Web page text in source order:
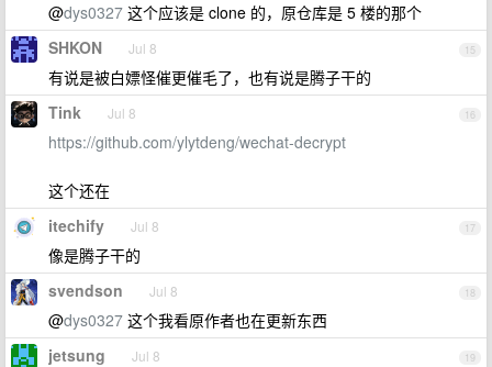
@dys0327 这个应该是 clone 的，原仓库是 5 楼的那个
15
SHKON Jul 8
有说是被白嫖怪催更催毛了，也有说是腾子干的
16
Tink Jul 8
https://github.com/ylytdeng/wechat-decrypt
这个还在
17
itechify Jul 8
像是腾子干的
18
svendson Jul 8
@dys0327 这个我看原作者也在更新东西
19
jetsung Jul 8